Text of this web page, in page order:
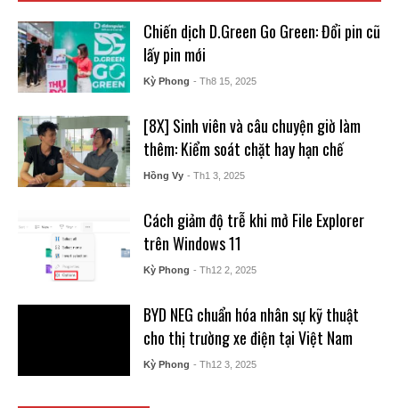
Chiến dịch D.Green Go Green: Đổi pin cũ
lấy pin mới
Kỳ Phong - Th8 15, 2025
[8X] Sinh viên và câu chuyện giờ làm
thêm: Kiểm soát chặt hay hạn chế
Hồng Vy - Th1 3, 2025
Cách giảm độ trễ khi mở File Explorer
trên Windows 11
Kỳ Phong - Th12 2, 2025
BYD NEG chuẩn hóa nhân sự kỹ thuật
cho thị trường xe điện tại Việt Nam
Kỳ Phong - Th12 3, 2025